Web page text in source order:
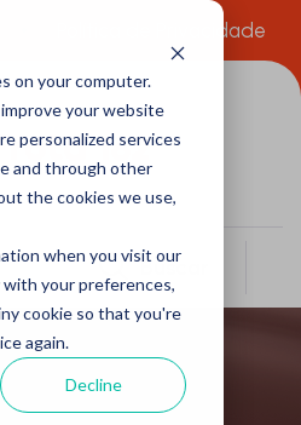
on your computer.
your website
personalized services
and through other
the cookies we use,
when you visit our
your preferences,
cookie so that you're
again.
Decline
Política de Privacidade
Buscar